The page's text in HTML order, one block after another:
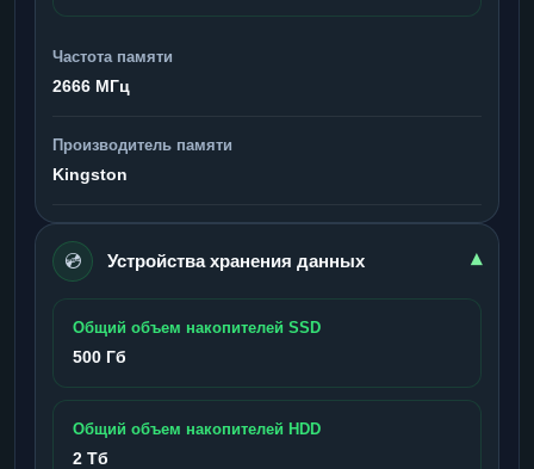
Частота памяти
2666 МГц
Производитель памяти
Kingston
💿 Устройства хранения данных ▾
Общий объем накопителей SSD
500 Гб
Общий объем накопителей HDD
2 Тб